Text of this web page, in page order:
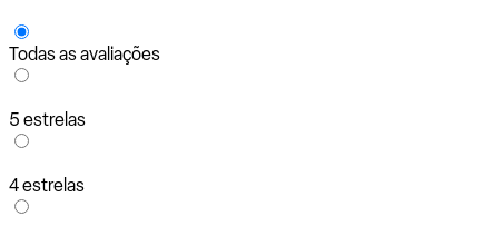
Todas as avaliações
5 estrelas
4 estrelas